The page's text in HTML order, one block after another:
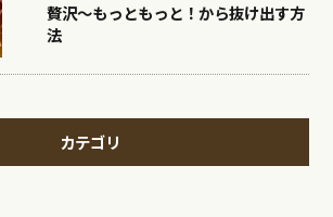
贅沢〜もっともっと！から抜け出す方
法
カテゴリ